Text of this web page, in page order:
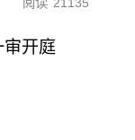
阅读 21135
开庭